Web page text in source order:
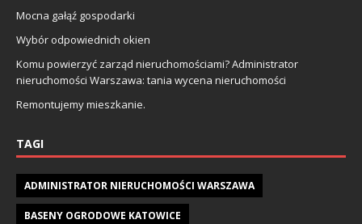
Mocna gałąź gospodarki
Wybór odpowiednich okien
Komu powierzyć zarząd nieruchomościami? Administrator
nieruchomości Warszawa: tania wycena nieruchomości
Remontujemy mieszkanie.
TAGI
ADMINISTRATOR NIERUCHOMOŚCI WARSZAWA
BASENY OGRODOWE KATOWICE